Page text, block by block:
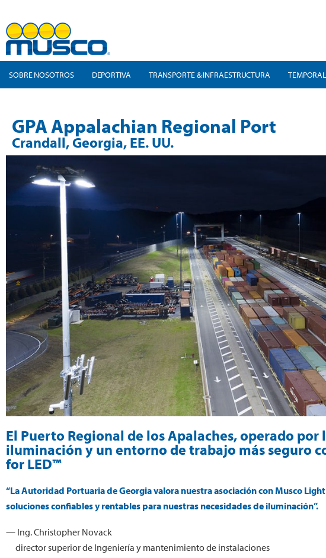
SOBRE NOSOTROS DEPORTIVA TRANSPORTE & INFRAESTRUCTURA TEMPORAL
GPA Appalachian Regional Port
Crandall, Georgia, EE. UU.
El Puerto Regional de los Apalaches, operado por
iluminación y un entorno de trabajo más seguro
for LED™
“La Autoridad Portuaria de Georgia valora nuestra asociación con Musco
soluciones confiables y rentables para nuestras necesidades de iluminación”.
— Ing. Christopher Novack
director superior de Ingeniería y mantenimiento de instalaciones